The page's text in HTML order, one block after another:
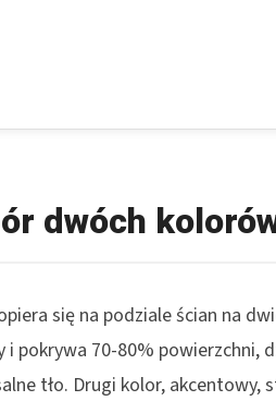
dwóch
się na podziale ścian na
pokrywa 70-80% powierzchni,
tło. Drugi kolor, akcentowy,